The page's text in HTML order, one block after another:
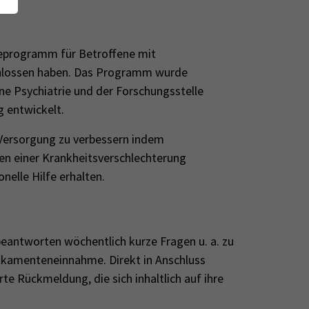
für Betroffene mit
haben. Das Programm wurde
Psychiatrie und der Forschungsstelle
entwickelt.
zu verbessern indem
einer Krankheitsverschlechterung
Hilfe erhalten.
wöchentlich kurze Fragen u. a. zu
Direkt in Anschluss
Rückmeldung, die sich inhaltlich auf ihre